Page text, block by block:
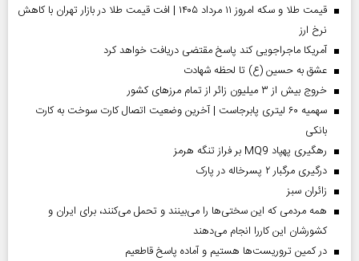
قیمت طلا و سکه امروز ۱۱ مرداد ۱۴۰۵ | افت قیمت طلا در بازار تهران با کاهش
نرخ ارز
آمریکا ماجراجویی کند پاسخ مقتضی دریافت خواهد کرد
عشق به حسین (ع) تا لحظه شهادت
خروج بیش از ۳ میلیون زائر از تمام مرز‌های کشور
سهمیه ۶۰ لیتری پابرجاست | آخرین وضعیت اتصال کارت سوخت به کارت
بانکی
رهگیری پهپاد MQ9 بر فراز تنگه هرمز
درگیری مرگبار ۲ پسرخاله در پارک
‌زائران سبز
همه مردمی که این سختی‌ها را می‌بینند و تحمل می‌کنند، برای ایران و
کشورشان این کاررا انجام می‌دهند
در کمین تروریست‌ها هستیم و آماده پاسخ قاطعیم